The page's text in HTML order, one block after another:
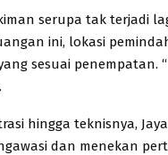
serupa tak terjadi
ini, lokasi
sesuai penempatan.
hingga teknisnya,
dan menekan